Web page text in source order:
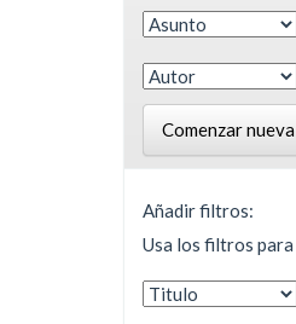
Comenzar
Añadir filtros:
Usa los filtros